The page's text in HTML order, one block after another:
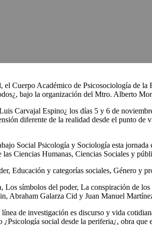
el Cuerpo Académico de Psicosociología de
bajo la organización del Mtro. Alberto
Carvajal Espino¿ los días 5 y 6 de
diferente de la realidad desde el punto
Social Psicología y Sociología esta jornada
Ciencias Humanas, Ciencias Sociales y
Educación y categorías sociales, Género y
Los símbolos del poder, La conspiración de
Abraham Galarza Cid y Juan Manuel
de investigación es discurso y vida
social desde la periferia¿, obra que